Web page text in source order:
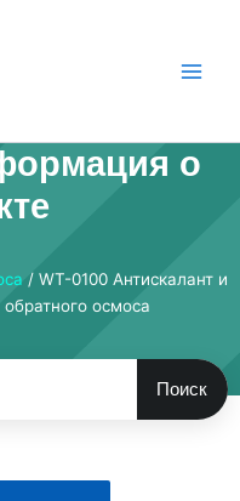
о
/ WT-0100 Антискалант и
осмоса
Поиск